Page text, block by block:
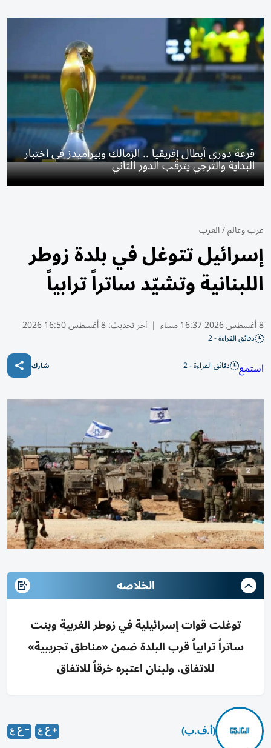
قرعة دوري أبطال إفريقيا .. الزمالك وبيراميدز في اختبار
البداية والترجي يترقب الدور الثاني
عرب وعالم/العرب
إسرائيل تتوغل في بلدة زوطر
اللبنانية وتشيّد ساتراً ترابياً
8 أغسطس 2026 16:37 مساء | آخر تحديث:8 أغسطس 16:50 2026
دقائق القراءة - 2
استمع دقائق القراءة - 2 شارك
الخلاصه
توغلت قوات إسرائيلية في زوطر الغربية وبنت
ساتراً ترابياً قرب البلدة ضمن «مناطق تجريبية»
للاتفاق، ولبنان اعتبره خرقاً للاتفاق
(أ.ف.ب)